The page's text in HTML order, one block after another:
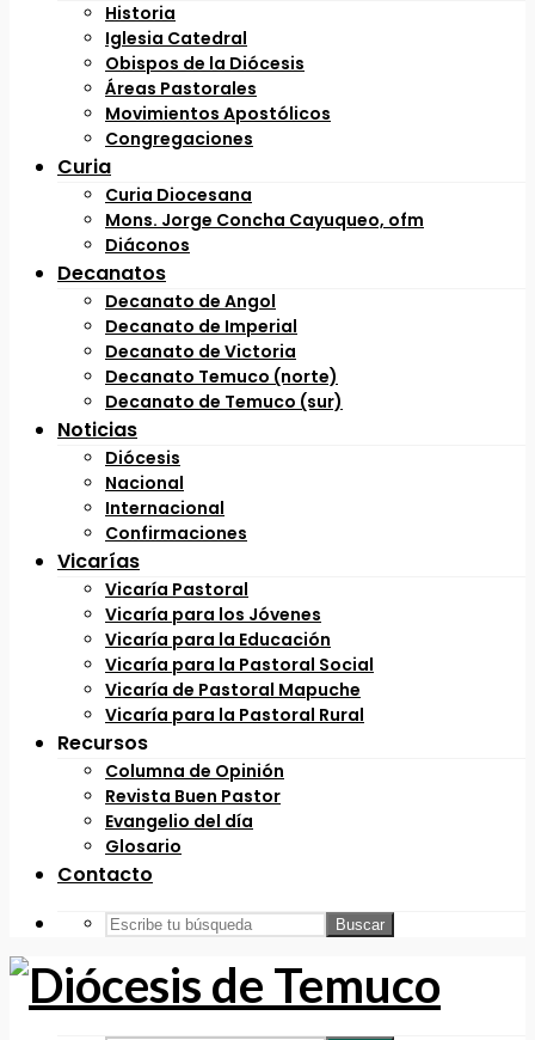
Historia
Iglesia Catedral
Obispos de la Diócesis
Áreas Pastorales
Movimientos Apostólicos
Congregaciones
Curia
Curia Diocesana
Mons. Jorge Concha Cayuqueo, ofm
Diáconos
Decanatos
Decanato de Angol
Decanato de Imperial
Decanato de Victoria
Decanato Temuco (norte)
Decanato de Temuco (sur)
Noticias
Diócesis
Nacional
Internacional
Confirmaciones
Vicarías
Vicaría Pastoral
Vicaría para los Jóvenes
Vicaría para la Educación
Vicaría para la Pastoral Social
Vicaría de Pastoral Mapuche
Vicaría para la Pastoral Rural
Recursos
Columna de Opinión
Revista Buen Pastor
Evangelio del día
Glosario
Contacto
Buscar